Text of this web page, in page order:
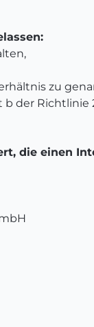
zu
der Richtlinie
die einen